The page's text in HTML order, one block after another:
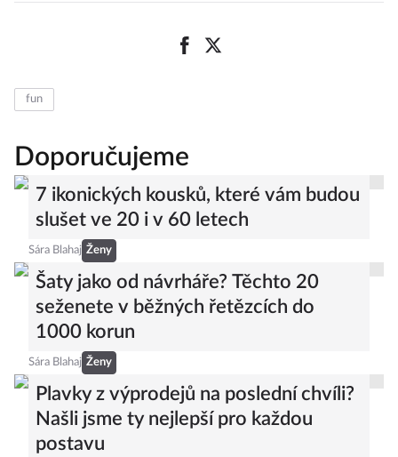
fun
Doporučujeme
7 ikonických kousků, které vám budou
slušet ve 20 i v 60 letech
Sára Blahaj Ženy
Šaty jako od návrháře? Těchto 20
seženete v běžných řetězcích do
1000 korun
Sára Blahaj Ženy
Plavky z výprodejů na poslední chvíli?
Našli jsme ty nejlepší pro každou
postavu